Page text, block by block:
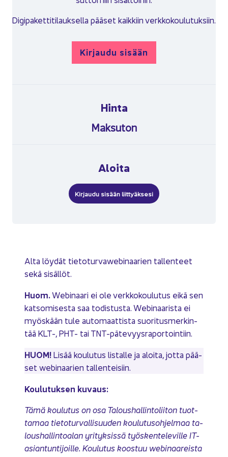
Di­gi­pa­ket­ti­ti­lauk­sel­la pää­set kaik­kiin verk­ko­kou­lu­tuk­siin.
Kir­jau­du si­sään
Hinta
Mak­su­ton
Aloi­ta
Kir­jau­du si­sään liit­tyäk­se­si
Alta löy­dät tietoturvawebinaarien tal­len­teet
sekä si­säl­löt.
Huom.Webinaari ei ole verk­ko­kou­lu­tus eikä sen
kat­so­mi­ses­ta saa to­dis­tus­ta. Webinaarista ei
myös­kään tule au­to­maat­tis­ta suo­ri­tus­mer­kin­
tää KLT-, PHT- tai TNT-​pätevyysraportointiin.
HUOM!Lisää kou­lu­tus lis­tal­le ja aloi­ta, jotta pää­
set webinaarien tal­len­tei­siin.
Kou­lu­tuk­sen ku­vaus:
Tämä kou­lu­tus on osa Ta­lous­hal­lin­to­lii­ton tuot­
ta­maa tie­to­tur­val­li­suu­den kou­lu­tus­oh­jel­maa ta­
lous­hal­lin­toa­lan yri­tyk­sis­sä työs­ken­te­le­vil­le IT-​
asiantuntijoille. Kou­lu­tus koos­tuu webinaareista